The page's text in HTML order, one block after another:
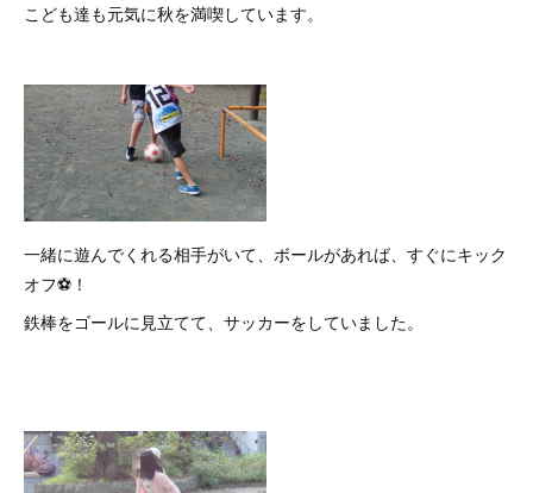
こども達も元気に秋を満喫しています。
一緒に遊んでくれる相手がいて、ボールがあれば、すぐにキック
オフ⚽！
鉄棒をゴールに見立てて、サッカーをしていました。